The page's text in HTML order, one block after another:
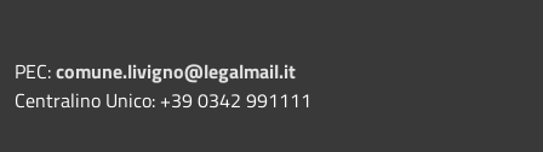
PEC:comune.livigno@legalmail.it
Centralino Unico: +39 0342 991111